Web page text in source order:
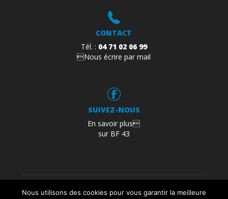
CONTACT
Tél. : 04 71 02 06 99
Nous écrire par mail
SUIVEZ-NOUS
En savoir plus
sur BF 43
Mentions légales
Politique de confidentialité
Nous utilisons des cookies pour vous garantir la meilleure